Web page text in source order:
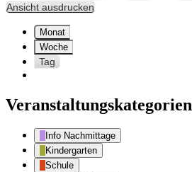
Ansicht ausdrucken
Monat
Woche
Tag
Veranstaltungskategorien
Info Nachmittage
Kindergarten
Schule